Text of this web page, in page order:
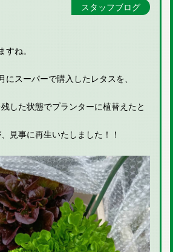
スタッフブログ
すね。
にスーパーで購入したレタスを、
した状態でプランターに植替えたと
見事に再生いたしました！！